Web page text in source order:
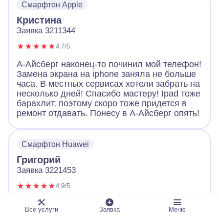
Большое спасибо!
Смарфтон Apple
Кристина
Заявка 3211344
4.7/5
А-Айсберг наконец-то починил мой телефон!
Замена экрана на iphone заняла не больше
часа. В местных сервисах хотели забрать на
несколько дней! Спасибо мастеру! Ipad тоже
барахлит, поэтому скоро тоже придется в
ремонт отдавать. Понесу в А-Айсберг опять!
Смарфтон Huawei
Григорий
Заявка 3221453
4.9/5
Обращался с неисправным телефоном в А-
Айсберг. Оператор вежливо выслушал и
Все услуги Заявка Меню